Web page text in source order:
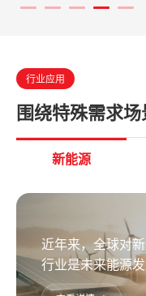
行业应用
围绕特殊需求
新能源
近年来，全球对
行业是未来能源
太阳能、风能、